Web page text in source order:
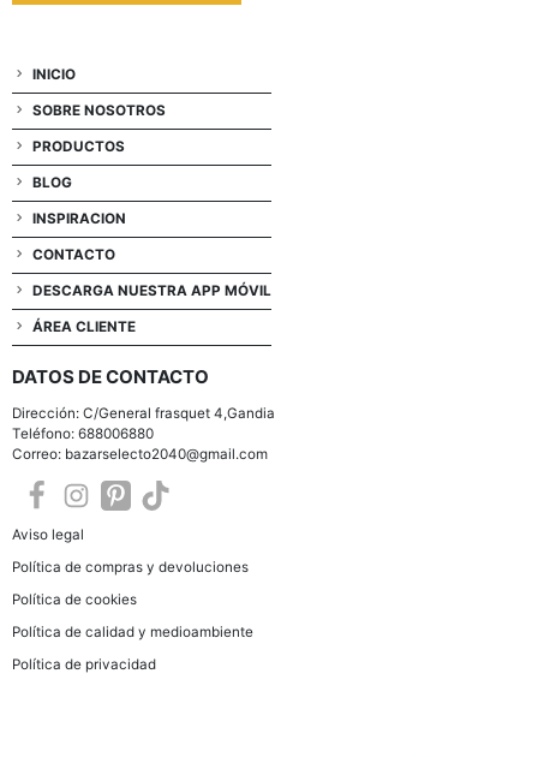
INICIO
SOBRE NOSOTROS
PRODUCTOS
BLOG
INSPIRACION
CONTACTO
DESCARGA NUESTRA APP MÓVIL
ÁREA CLIENTE
DATOS DE CONTACTO
Dirección: C/General frasquet 4,Gandia
Teléfono: 688006880
Correo: bazarselecto2040@gmail.com
Aviso legal
Política de compras y devoluciones
Política de cookies
Política de calidad y medioambiente
Política de privacidad